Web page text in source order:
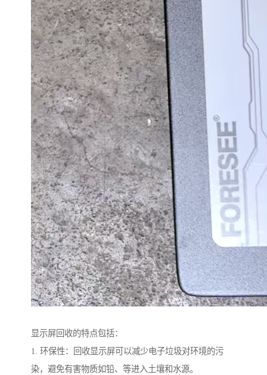
显示屏回收的特点包括：
1. 环保性：回收显示屏可以减少电子垃圾对环境的污
染，避免有害物质如铅、等进入土壤和水源。